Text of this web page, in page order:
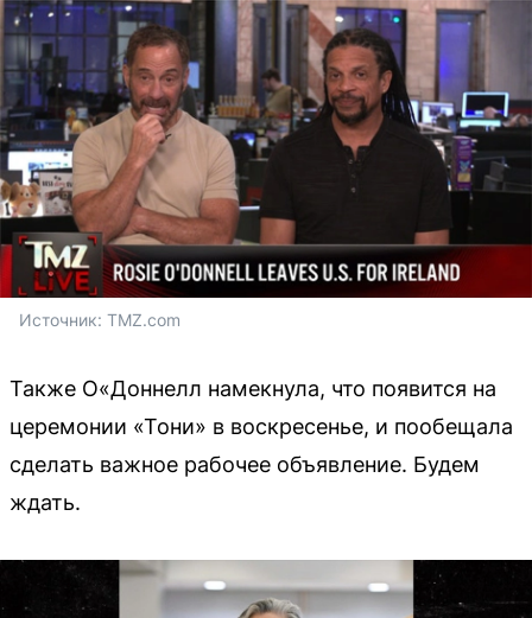
Источник: TMZ.com
Также О«Доннелл намекнула, что появится на
церемонии «Тони» в воскресенье, и пообещала
сделать важное рабочее объявление. Будем
ждать.